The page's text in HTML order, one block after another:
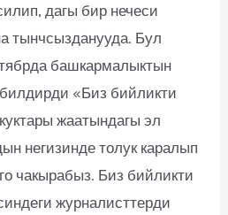
дагы бир нечеси
тынчсызданууда. Бул
башкармалыктын
«Биз бийликти
жаатындагы эл
негизинде толук каралып
чакырабыз. Биз бийликти
журналисттерди